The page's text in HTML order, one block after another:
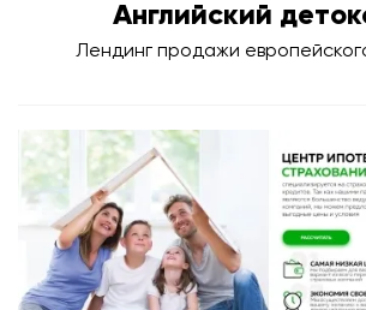
Английский
Лендинг продажи